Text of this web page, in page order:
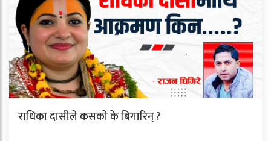
राधिका दासीले कसकाे के बिगारिन् ?